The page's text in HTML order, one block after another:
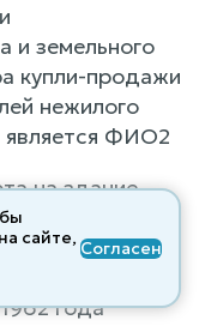
и земельного
купли-продажи
нежилого
является ФИО2
на здание
ГУПТИ
г.,
по адресу –
года
сайте, Согласен